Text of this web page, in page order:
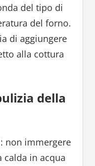
del tipo di
del forno.
di aggiungere
alla cottura
della
: non immergere
in acqua